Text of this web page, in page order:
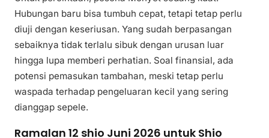
Hubungan baru bisa tumbuh cepat, tetapi tetap perlu
diuji dengan keseriusan. Yang sudah berpasangan
sebaiknya tidak terlalu sibuk dengan urusan luar
hingga lupa memberi perhatian. Soal finansial, ada
potensi pemasukan tambahan, meski tetap perlu
waspada terhadap pengeluaran kecil yang sering
dianggap sepele.
Ramalan 12 shio Juni 2026 untuk Shio